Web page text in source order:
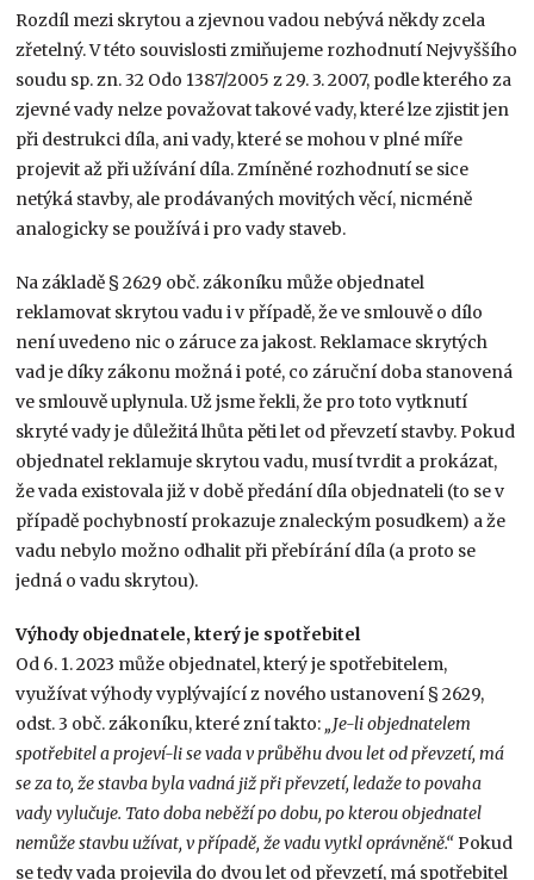
Rozdíl mezi skrytou a zjevnou vadou nebývá někdy zcela
zřetelný. V této souvislosti zmiňujeme rozhodnutí Nejvyššího
soudu sp. zn. 32 Odo 1387/2005 z 29. 3. 2007, podle kterého za
zjevné vady nelze považovat takové vady, které lze zjistit jen
při destrukci díla, ani vady, které se mohou v plné míře
projevit až při užívání díla. Zmíněné rozhodnutí se sice
netýká stavby, ale prodávaných movitých věcí, nicméně
analogicky se používá i pro vady staveb.
Na základě § 2629 obč. zákoníku může objednatel
reklamovat skrytou vadu i v případě, že ve smlouvě o dílo
není uvedeno nic o záruce za jakost. Reklamace skrytých
vad je díky zákonu možná i poté, co záruční doba stanovená
ve smlouvě uplynula. Už jsme řekli, že pro toto vytknutí
skryté vady je důležitá lhůta pěti let od převzetí stavby. Pokud
objednatel reklamuje skrytou vadu, musí tvrdit a prokázat,
že vada existovala již v době předání díla objednateli (to se v
případě pochybností prokazuje znaleckým posudkem) a že
vadu nebylo možno odhalit při přebírání díla (a proto se
jedná o vadu skrytou).
Výhody objednatele, který je spotřebitel
Od 6. 1. 2023 může objednatel, který je spotřebitelem,
využívat výhody vyplývající z nového ustanovení § 2629,
odst. 3 obč. zákoníku, které zní takto: „Je-li objednatelem
spotřebitel a projeví-li se vada v průběhu dvou let od převzetí, má
se za to, že stavba byla vadná již při převzetí, ledaže to povaha
vady vylučuje. Tato doba neběží po dobu, po kterou objednatel
nemůže stavbu užívat, v případě, že vadu vytkl oprávněně.“Pokud
se tedy vada projevila do dvou let od převzetí, má spotřebitel